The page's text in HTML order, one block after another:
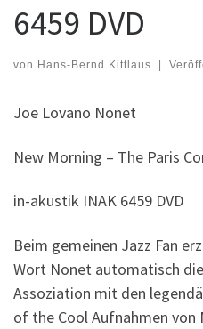
6459 DVD
von Hans-Bernd Kittlaus
Joe Lovano Nonet
New Morning – The Paris
in-akustik INAK 6459 DVD
Beim gemeinen Jazz Fan
Wort Nonet automatisch die
Assoziation mit den
of the Cool Aufnahmen von